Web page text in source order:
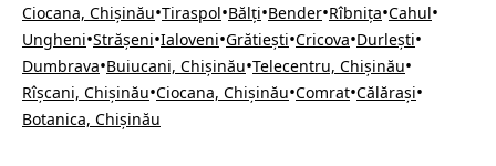
Ciocana, Chișinău•Tiraspol•Bălți•Bender•Rîbnița•Cahul•
Ungheni•Strășeni•Ialoveni•Grătiești•Cricova•Durlești•
Dumbrava•Buiucani, Chișinău•Telecentru, Chișinău•
Rîșcani, Chișinău•Ciocana, Chișinău•Comrat•Călărași•
Botanica, Chișinău